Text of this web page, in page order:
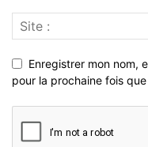
Enregistrer mon nom,
pour la prochaine fois